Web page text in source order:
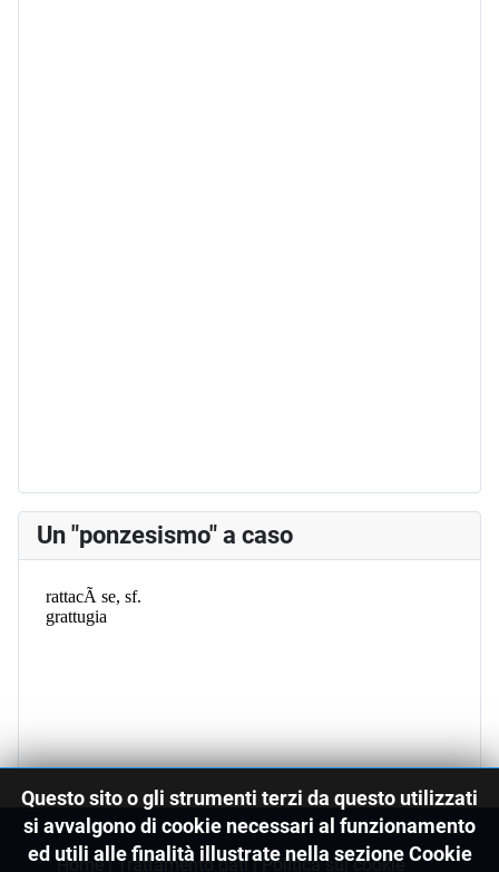
Un "ponzesismo" a caso
Home|Trattamento dati|Politica sui cookie
Questo sito o gli strumenti terzi da questo utilizzati
si avvalgono di cookie necessari al funzionamento
ed utili alle finalità illustrate nella sezione Cookie